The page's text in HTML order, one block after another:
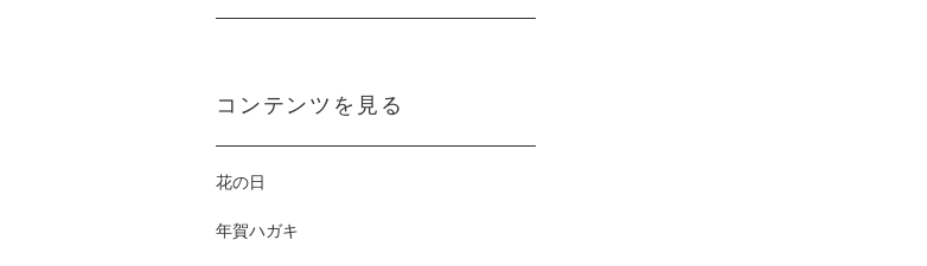
コンテンツを見る
花の日
年賀ハガキ